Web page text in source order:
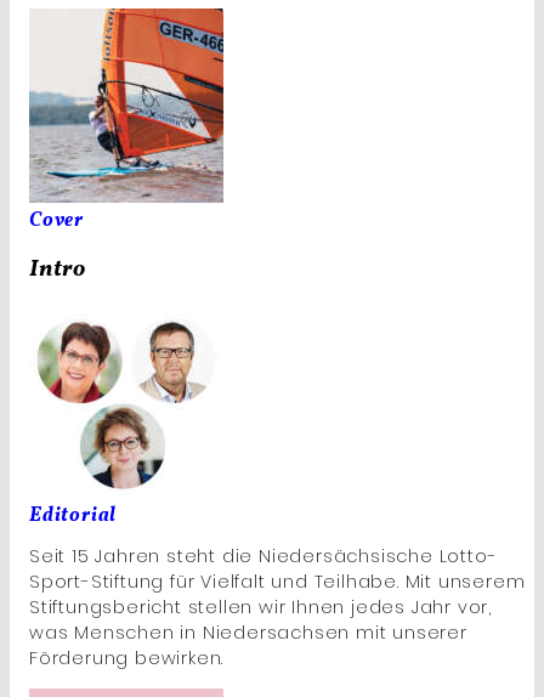
Cover
Intro
Editorial
Seit 15 Jahren steht die Niedersächsische Lotto-
Sport-Stiftung für Vielfalt und Teilhabe. Mit unserem
Stiftungsbericht stellen wir Ihnen jedes Jahr vor,
was Menschen in Niedersachsen mit unserer
Förderung bewirken.